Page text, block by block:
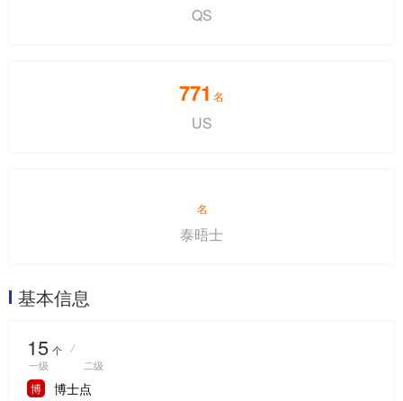
QS
771 名
US
名
泰晤士
基本信息
15 个
一级
/
二级
博 博士点